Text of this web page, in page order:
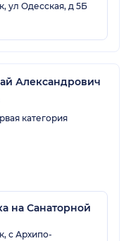
ул Одесская, д 5Б
Александрович
категория
на Санаторной
с Архипо-